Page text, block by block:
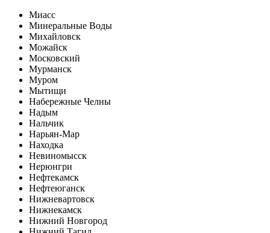
Миасс
Минеральные Воды
Михайловск
Можайск
Московский
Мурманск
Муром
Мытищи
Набережные Челны
Надым
Нальчик
Нарьян-Мар
Находка
Невиномысск
Нерюнгри
Нефтекамск
Нефтеюганск
Нижневартовск
Нижнекамск
Нижний Новгород